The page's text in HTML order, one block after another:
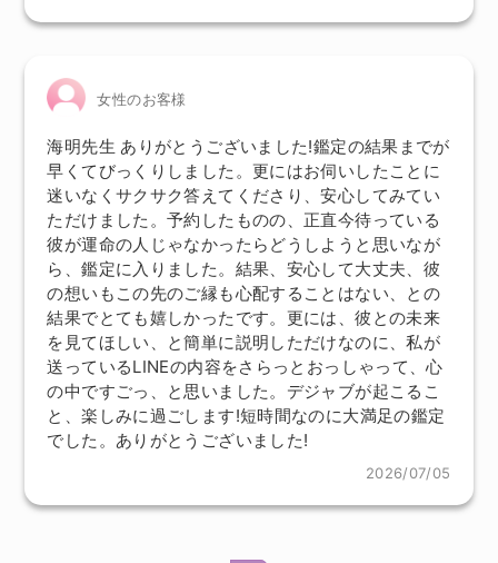
女性のお客様
海明先生 ありがとうございました!鑑定の結果までが
早くてびっくりしました。更にはお伺いしたことに
迷いなくサクサク答えてくださり、安心してみてい
ただけました。予約したものの、正直今待っている
彼が運命の人じゃなかったらどうしようと思いなが
ら、鑑定に入りました。結果、安心して大丈夫、彼
の想いもこの先のご縁も心配することはない、との
結果でとても嬉しかったです。更には、彼との未来
を見てほしい、と簡単に説明しただけなのに、私が
送っているLINEの内容をさらっとおっしゃって、心
の中ですごっ、と思いました。デジャブが起こるこ
と、楽しみに過ごします!短時間なのに大満足の鑑定
でした。ありがとうございました!
2026/07/05